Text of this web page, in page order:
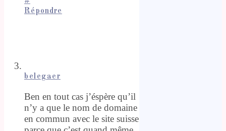
Répondre
belegaer
Ben en tout cas j’éspère qu’il
n’y a que le nom de domaine
en commun avec le site suisse